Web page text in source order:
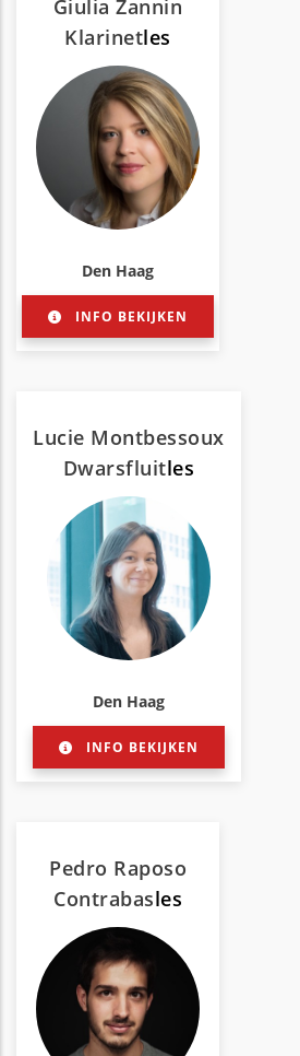
Giulia Zannin
Klarinetles
Den Haag
INFO BEKIJKEN
Lucie Montbessoux
Dwarsfluitles
Den Haag
INFO BEKIJKEN
Pedro Raposo
Contrabasles